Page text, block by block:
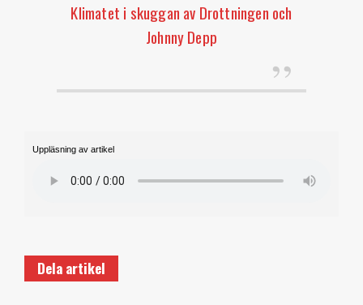
Klimatet i skuggan av Drottningen och
Johnny Depp
Uppläsning av artikel
Dela artikel